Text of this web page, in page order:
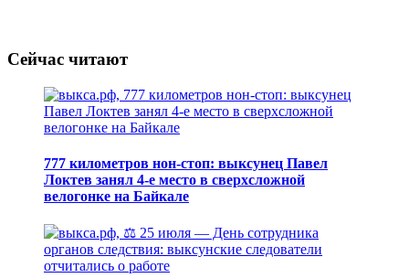
Сейчас читают
777 километров нон-стоп: выксунец Павел
Локтев занял 4-е место в сверхсложной
велогонке на Байкале